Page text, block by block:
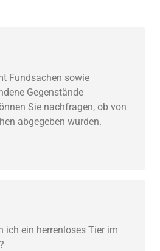
Fundsachen sowie
Gegenstände
Sie nachfragen, ob von
abgegeben wurden.
ich ein herrenloses Tier im